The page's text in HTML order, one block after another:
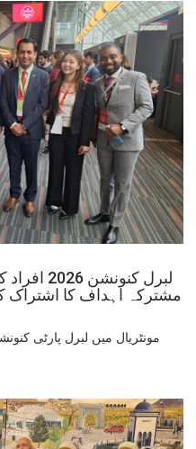
لبرل
مشترکہ اہداف کا اشتراک